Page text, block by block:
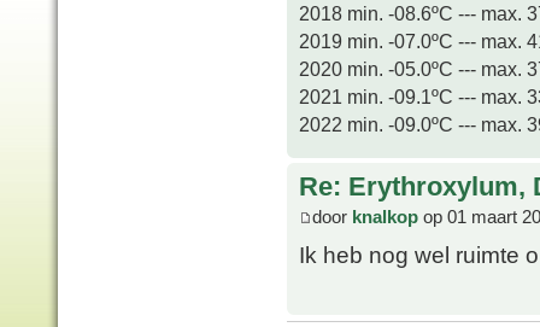
2018 min. -08.6ºC --- max.
2019 min. -07.0ºC --- max.
2020 min. -05.0ºC --- max.
2021 min. -09.1ºC --- max.
2022 min. -09.0ºC --- max.
Re: Erythroxylum,
door knalkop op 01 maart
Ik heb nog wel ruimte